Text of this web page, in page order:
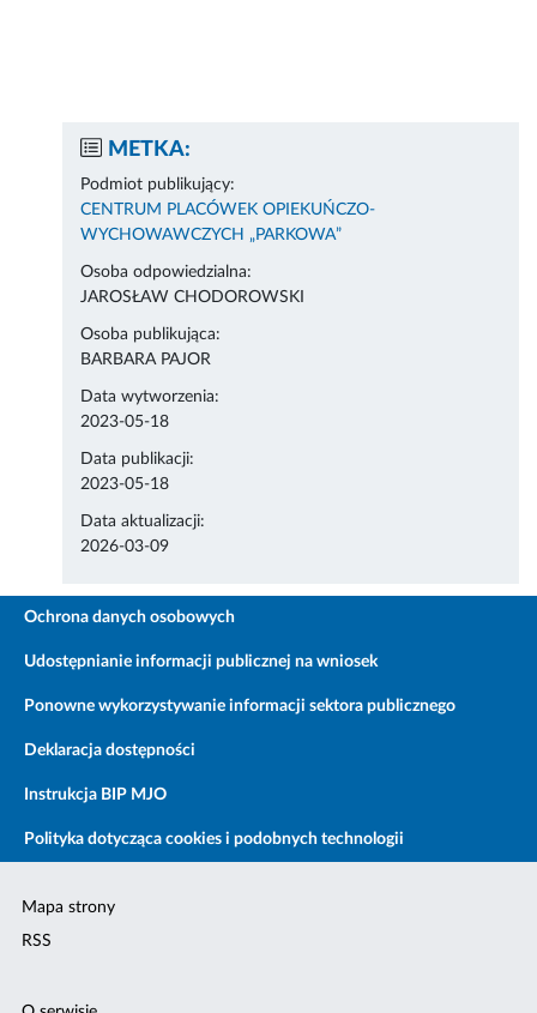
METKA:
Podmiot publikujący:
CENTRUM PLACÓWEK OPIEKUŃCZO-
WYCHOWAWCZYCH „PARKOWA”
Osoba odpowiedzialna:
JAROSŁAW CHODOROWSKI
Osoba publikująca:
BARBARA PAJOR
Data wytworzenia:
2023-05-18
Data publikacji:
2023-05-18
Data aktualizacji:
2026-03-09
Ochrona danych osobowych
Udostępnianie informacji publicznej na wniosek
Ponowne wykorzystywanie informacji sektora publicznego
Deklaracja dostępności
Instrukcja BIP MJO
Polityka dotycząca cookies i podobnych technologii
Mapa strony
RSS